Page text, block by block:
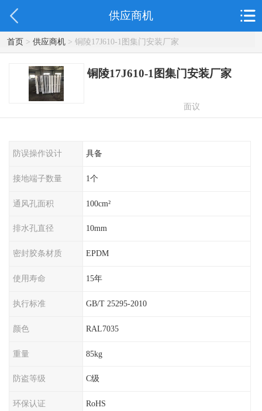
供应商机
首页> 供应商机> 铜陵17J610-1图集门安装厂家
铜陵17J610-1图集门安装厂家
面议
防误操作设计 具备
接地端子数量 1个
通风孔面积 100cm²
排水孔直径 10mm
密封胶条材质 EPDM
使用寿命 15年
执行标准 GB/T 25295-2010
颜色 RAL7035
重量 85kg
防盗等级 C级
环保认证 RoHS